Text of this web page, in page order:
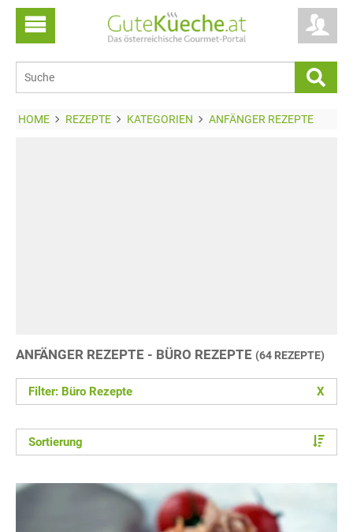
HOME REZEPTE KATEGORIEN ANFÄNGER REZEPTE
ANFÄNGER REZEPTE - BÜRO REZEPTE (64 REZEPTE)
Filter: Büro Rezepte X
Sortierung